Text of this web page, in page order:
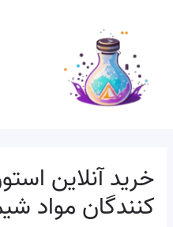
خرید آنلاین
کنندگان مواد
نوشته
بهترین قیمت
را از ما
شیمیایی